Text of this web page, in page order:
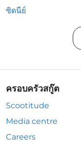
ซิดนีย์
ครอบครัวสกู๊ต
Scootitude
Media centre
Careers